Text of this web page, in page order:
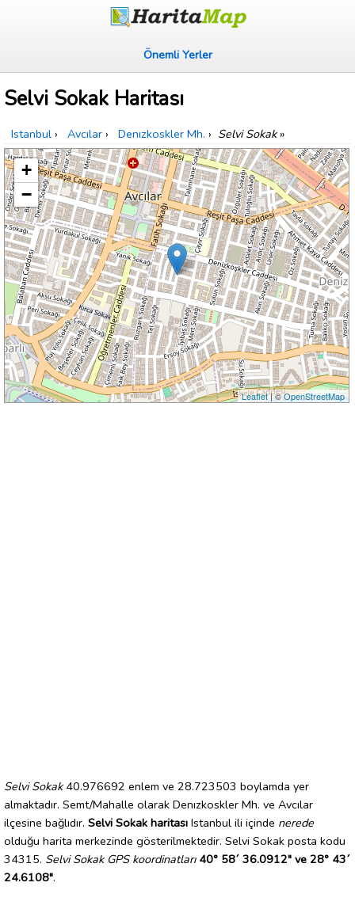
Önemli Yerler
Selvi Sokak Haritası
Istanbul › Avcılar › Denızkoskler Mh. › Selvi Sokak»
+
−
Leaflet| ©OpenStreetMap
Selvi Sokak40.976692 enlem ve 28.723503 boylamda yer
almaktadır. Semt/Mahalle olarak Denızkoskler Mh. ve Avcılar
ilçesine bağlıdır. Selvi Sokak haritası Istanbul ili içinde nerede
olduğu harita merkezinde gösterilmektedir. Selvi Sokak posta kodu
34315. Selvi Sokak GPS koordinatları 40° 58´ 36.0912" ve 28° 43´
24.6108".